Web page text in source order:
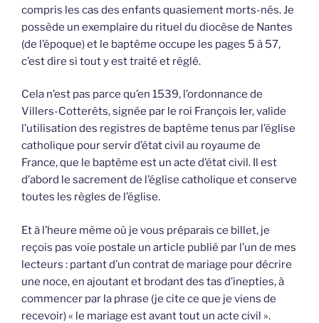
compris les cas des enfants quasiement morts-nés. Je
possède un exemplaire du rituel du diocèse de Nantes
(de l’époque) et le baptême occupe les pages 5 à 57,
c’est dire si tout y est traité et réglé.
Cela n’est pas parce qu’en 1539, l’ordonnance de
Villers-Cotterêts, signée par le roi François Ier, valide
l’utilisation des registres de baptême tenus par l’église
catholique pour servir d’état civil au royaume de
France, que le baptême est un acte d’état civil. Il est
d’abord le sacrement de l’église catholique et conserve
toutes les règles de l’église.
Et à l’heure même où je vous préparais ce billet, je
reçois pas voie postale un article publié par l’un de mes
lecteurs : partant d’un contrat de mariage pour décrire
une noce, en ajoutant et brodant des tas d’inepties, à
commencer par la phrase (je cite ce que je viens de
recevoir) « le mariage est avant tout un acte civil ».